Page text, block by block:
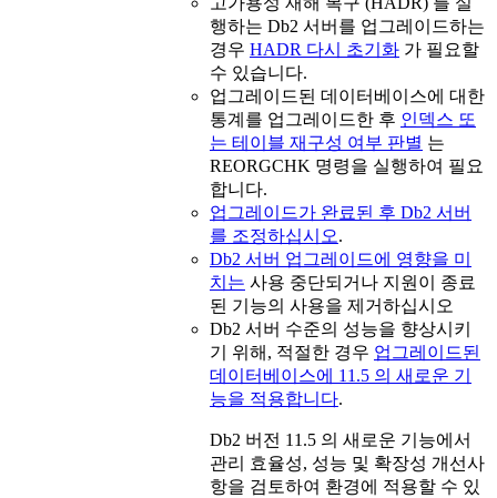
행하는 Db2 서버를 업그레이드하는
경우 HADR 다시 초기화 가 필요할
수 있습니다.
업그레이드된 데이터베이스에 대한
통계를 업그레이드한 후 인덱스 또
는 테이블 재구성 여부 판별 는
REORGCHK 명령을 실행하여 필요
합니다.
업그레이드가 완료된 후 Db2 서버
를 조정하십시오.
Db2 서버 업그레이드에 영향을 미
치는 사용 중단되거나 지원이 종료
된 기능의 사용을 제거하십시오
Db2 서버 수준의 성능을 향상시키
기 위해, 적절한 경우 업그레이드된
데이터베이스에 11.5 의 새로운 기
능을 적용합니다.
Db2 버전 11.5 의 새로운 기능에서
관리 효율성, 성능 및 확장성 개선사
항을 검토하여 환경에 적용할 수 있